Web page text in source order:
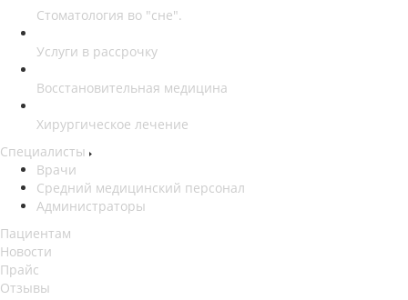
Стоматология во "сне".
Услуги в рассрочку
Восстановительная медицина
Хирургическое лечение
Специалисты
Врачи
Средний медицинский персонал
Администраторы
Пациентам
Новости
Прайс
Отзывы